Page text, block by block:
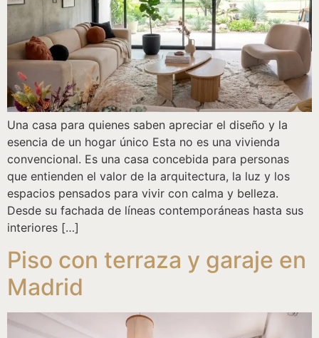
Una casa para quienes saben apreciar el diseño y la
esencia de un hogar único Esta no es una vivienda
convencional. Es una casa concebida para personas
que entienden el valor de la arquitectura, la luz y los
espacios pensados para vivir con calma y belleza.
Desde su fachada de líneas contemporáneas hasta sus
interiores […]
Piso con terraza y garaje en
Madrid